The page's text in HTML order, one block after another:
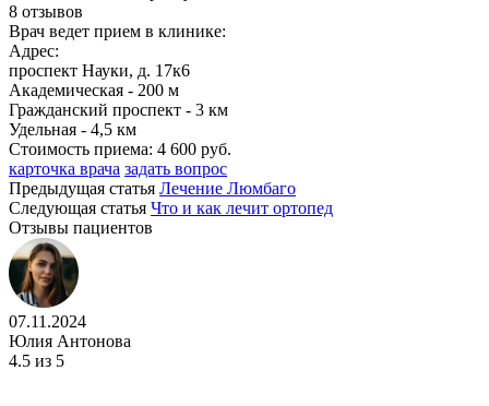
8 отзывов
Врач ведет прием в клинике:
Адрес:
проспект Науки, д. 17к6
Академическая - 200 м
Гражданский проспект - 3 км
Удельная - 4,5 км
Стоимость приема: 4 600 руб.
карточка врача задать вопрос
Предыдущая статья Лечение Люмбаго
Следующая статья Что и как лечит ортопед
Отзывы пациентов
07.11.2024
Юлия Антонова
4.5 из 5